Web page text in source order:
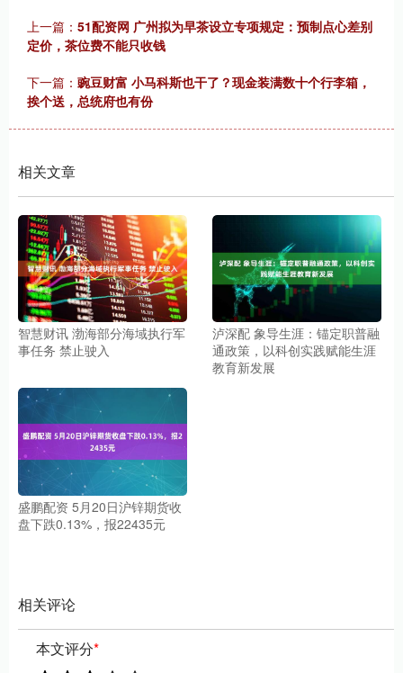
上一篇： 51配资网 广州拟为早茶设立专项规定：预制点心差别
定价，茶位费不能只收钱
下一篇： 豌豆财富 小马科斯也干了？现金装满数十个行李箱，
挨个送，总统府也有份
相关文章
智慧财讯 渤海部分海域执行军
事任务 禁止驶入
泸深配 象导生涯：锚定职普融
通政策，以科创实践赋能生涯
教育新发展
盛鹏配资 5月20日沪锌期货收
盘下跌0.13%，报22435元
相关评论
本文评分*